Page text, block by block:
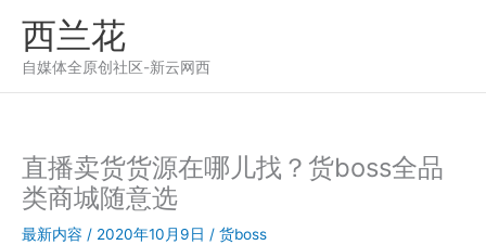
西兰花
自媒体全原创社区-新云网西
直播卖货货源在哪儿找？货boss全品
类商城随意选
最新内容 / 2020年10月9日 / 货boss